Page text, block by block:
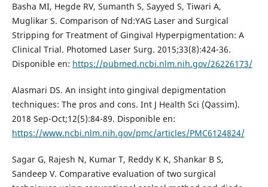
Basha MI, Hegde RV, Sumanth S, Sayyed S, Tiwari A,
Muglikar S. Comparison of Nd:YAG Laser and Surgical
Stripping for Treatment of Gingival Hyperpigmentation: A
Clinical Trial. Photomed Laser Surg. 2015;33(8):424-36.
Disponible en: https://pubmed.ncbi.nlm.nih.gov/26226173/
Alasmari DS. An insight into gingival depigmentation
techniques: The pros and cons. Int J Health Sci (Qassim).
2018 Sep-Oct;12(5):84-89. Disponible en:
https://www.ncbi.nlm.nih.gov/pmc/articles/PMC6124824/
Sagar G, Rajesh N, Kumar T, Reddy K K, Shankar B S,
Sandeep V. Comparative evaluation of two surgical